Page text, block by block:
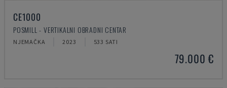
CE1000
POSMILL - VERTIKALNI OBRADNI CENTAR
NJEMAČKA 2023 533 SATI
79.000 €